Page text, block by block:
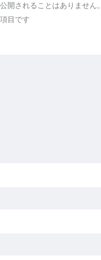
開されることはありません。
目です